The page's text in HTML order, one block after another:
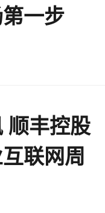
一步
顺丰控股
联网周